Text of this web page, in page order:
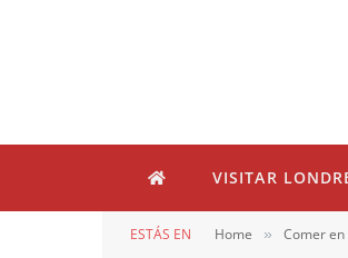
VISITAR
ESTÁS EN Home » Comer en